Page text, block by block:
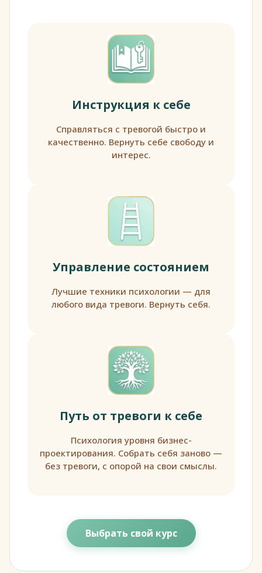
Инструкция к себе
Справляться с тревогой быстро и
качественно. Вернуть себе свободу и
интерес.
Управление состоянием
Лучшие техники психологии — для
любого вида тревоги. Вернуть себя.
Путь от тревоги к себе
Психология уровня бизнес-
проектирования. Собрать себя заново —
без тревоги, с опорой на свои смыслы.
Выбрать свой курс